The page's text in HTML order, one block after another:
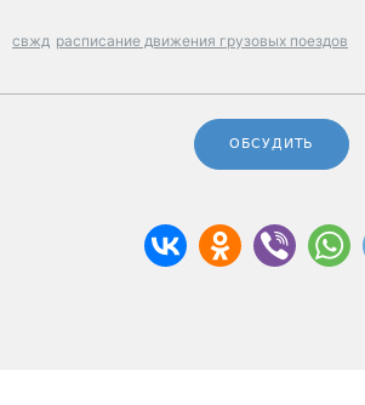
свжд расписание движения грузовых поездов
ОБСУДИТЬ